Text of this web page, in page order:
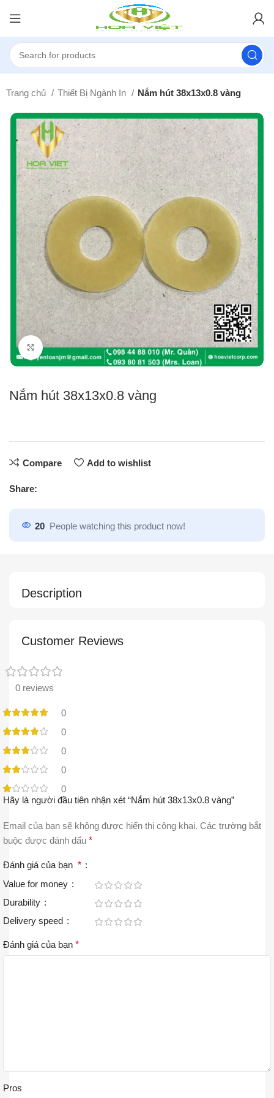
Trang chủ Thiết Bị Ngành In Nắm hút 38x13x0.8 vàng
Click to enlarge
Nắm hút 38x13x0.8 vàng
Compare Add to wishlist
Share:
20 People watching this product now!
Description
Customer Reviews
0 reviews
0
0
0
0
0
Hãy là người đầu tiên nhận xét “Nắm hút 38x13x0.8 vàng”
Email của bạn sẽ không được hiển thị công khai. Các trường bắt
buộc được đánh dấu *
Đánh giá của bạn *
Value for money
Durability
Delivery speed
Đánh giá của bạn *
Pros